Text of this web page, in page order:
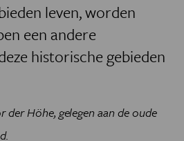
leven, worden
een andere
historische gebieden
Höhe, gelegen aan de oude